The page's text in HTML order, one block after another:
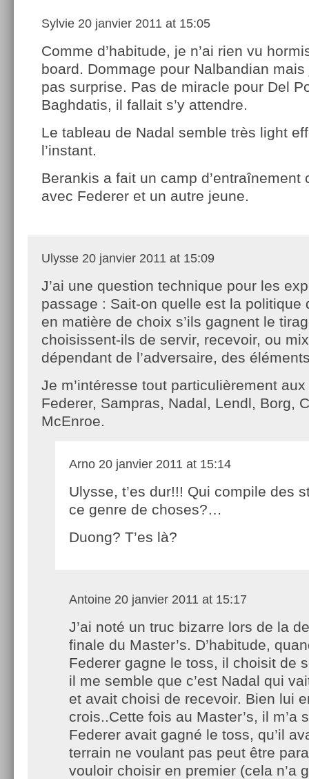
Sylvie 20 janvier 2011 at 15:05
Comme d’habitude, je n’ai rien vu
board. Dommage pour Nalbandian
pas surprise. Pas de miracle pour Del
Baghdatis, il fallait s’y attendre.
Le tableau de Nadal semble très light
l’instant.
Berankis a fait un camp d’entraînement
avec Federer et un autre jeune.
Ulysse 20 janvier 2011 at 15:09
J’ai une question technique pour les
passage : Sait-on quelle est la politique
en matière de choix s’ils gagnent le
choisissent-ils de servir, recevoir, ou
dépendant de l’adversaire, des
Je m’intéresse tout particulièrement
Federer, Sampras, Nadal, Lendl, Borg,
McEnroe.
Arno 20 janvier 2011 at 15:14
Ulysse, t’es dur!!! Qui compile des
ce genre de choses?…
Duong? T’es là?
Antoine 20 janvier 2011 at 15:17
J’ai noté un truc bizarre lors de la
finale du Master’s. D’habitude,
Federer gagne le toss, il choisit de
il me semble que c’est Nadal qui
et avait choisi de recevoir. Bien lui
crois..Cette fois au Master’s, il m’a
Federer avait gagné le toss, qu’il
terrain ne voulant pas peut être
vouloir choisir en premier (cela n’a